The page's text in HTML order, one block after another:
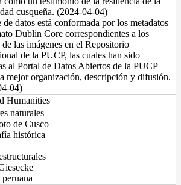
cusqueña. (2024-04-04)
de datos está conformada por los metadatos
Dublin Core correspondientes a los
las imágenes en el Repositorio
de la PUCP, las cuales han sido
al Portal de Datos Abiertos de la PUCP
mejor organización, descripción y difusión.
04)
Humanities
naturales
de Cusco
histórica